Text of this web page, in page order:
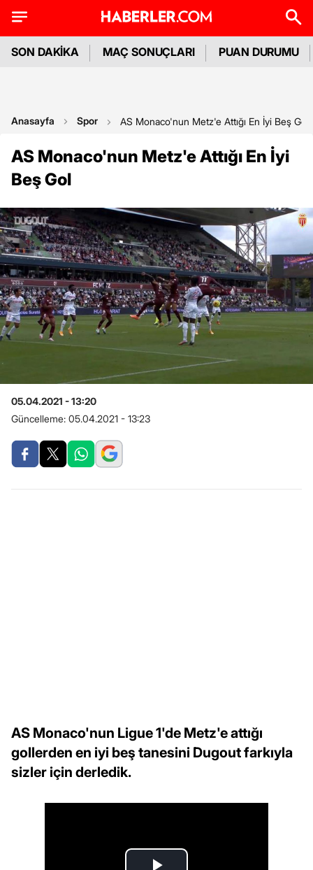
SON DAKİKA MAÇ SONUÇLARI PUAN DURUMU
Anasayfa Spor AS Monaco'nun Metz'e Attığı En İyi Beş Gol
AS Monaco'nun Metz'e Attığı En İyi
Beş Gol
05.04.2021 - 13:20
Güncelleme: 05.04.2021 - 13:23
AS Monaco'nun Ligue 1'de Metz'e attığı
gollerden en iyi beş tanesini Dugout farkıyla
sizler için derledik.